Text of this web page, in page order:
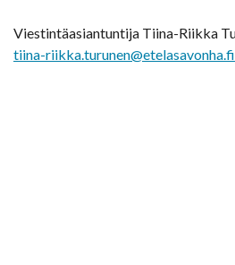
Viestintäasiantuntija Tiina-Riikka
tiina-riikka.turunen@etelasavonha.fi